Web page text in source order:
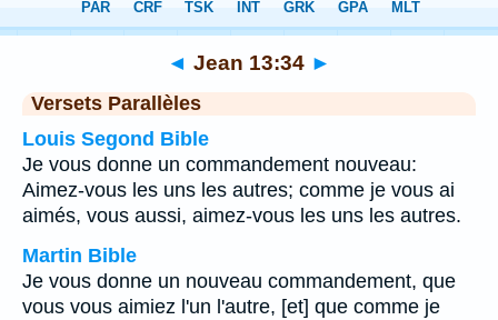
Chapitre 13> Verset 34
◄ Jean 13:34 ►
Versets Parallèles
Louis Segond Bible
Je vous donne un commandement nouveau:
Aimez-vous les uns les autres; comme je vous ai
aimés, vous aussi, aimez-vous les uns les autres.
Martin Bible
Je vous donne un nouveau commandement, que
vous vous aimiez l'un l'autre, [et] que comme je